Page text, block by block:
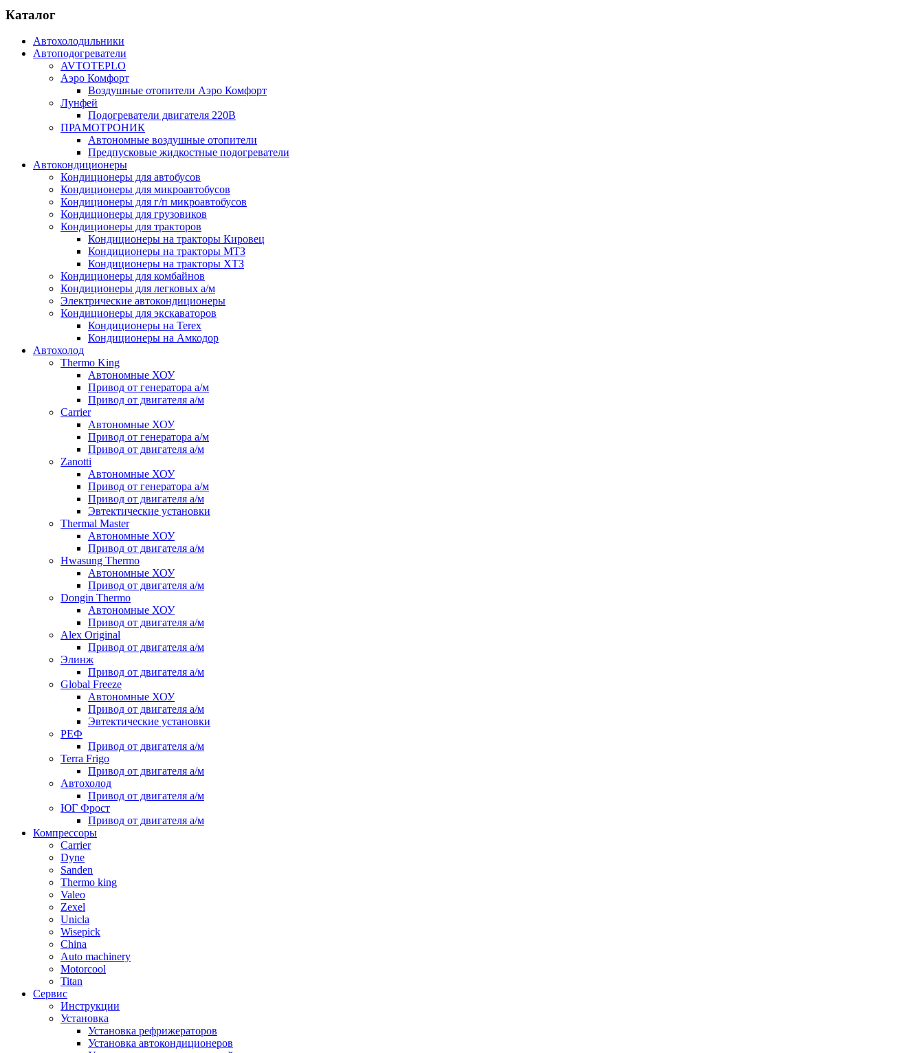
Каталог
Автохолодильники
Автоподогреватели
AVTOTEPLO
Аэро Комфорт
Воздушные отопители Аэро Комфорт
Лунфей
Подогреватели двигателя 220В
ПРАМОТРОНИК
Автономные воздушные отопители
Предпусковые жидкостные подогреватели
Автокондиционеры
Кондиционеры для автобусов
Кондиционеры для микроавтобусов
Кондиционеры для г/п микроавтобусов
Кондиционеры для грузовиков
Кондиционеры для тракторов
Кондиционеры на тракторы Кировец
Кондиционеры на тракторы МТЗ
Кондиционеры на тракторы ХТЗ
Кондиционеры для комбайнов
Кондиционеры для легковых а/м
Электрические автокондиционеры
Кондиционеры для экскаваторов
Кондиционеры на Terex
Кондиционеры на Амкодор
Автохолод
Thermo King
Автономные ХОУ
Привод от генератора а/м
Привод от двигателя а/м
Carrier
Автономные ХОУ
Привод от генератора а/м
Привод от двигателя а/м
Zanotti
Автономные ХОУ
Привод от генератора а/м
Привод от двигателя а/м
Эвтектические установки
Thermal Master
Автономные ХОУ
Привод от двигателя а/м
Hwasung Thermo
Автономные ХОУ
Привод от двигателя а/м
Dongin Thermo
Автономные ХОУ
Привод от двигателя а/м
Alex Original
Привод от двигателя а/м
Элинж
Привод от двигателя а/м
Global Freeze
Автономные ХОУ
Привод от двигателя а/м
Эвтектические установки
РЕФ
Привод от двигателя а/м
Terra Frigo
Привод от двигателя а/м
Автохолод
Привод от двигателя а/м
ЮГ Фрост
Привод от двигателя а/м
Компрессоры
Carrier
Dyne
Sanden
Thermo king
Valeo
Zexel
Unicla
Wisepick
China
Auto machinery
Motorcool
Titan
Сервис
Инструкции
Установка
Установка рефрижераторов
Установка автокондиционеров